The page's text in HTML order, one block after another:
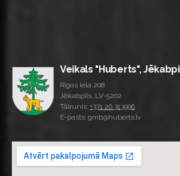
Veikals "Huberts",
Rīgas iela 208
Jēkabpils, LV-5202
Tālrunis: +371 26 313996
E-pasts: gmb@huberts.lv